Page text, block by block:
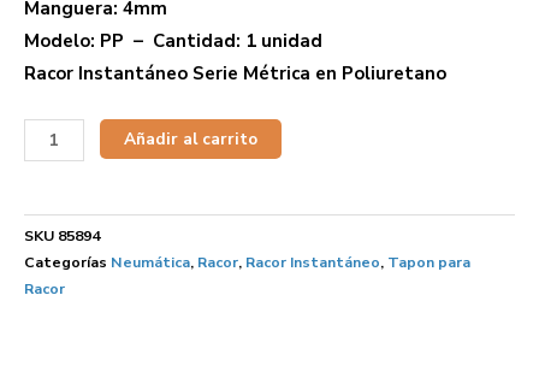
Manguera: 4mm
Modelo: PP – Cantidad: 1 unidad
Racor Instantáneo Serie Métrica en Poliuretano
Añadir al carrito
SKU 85894
Categorías Neumática, Racor, Racor Instantáneo, Tapon para
Racor